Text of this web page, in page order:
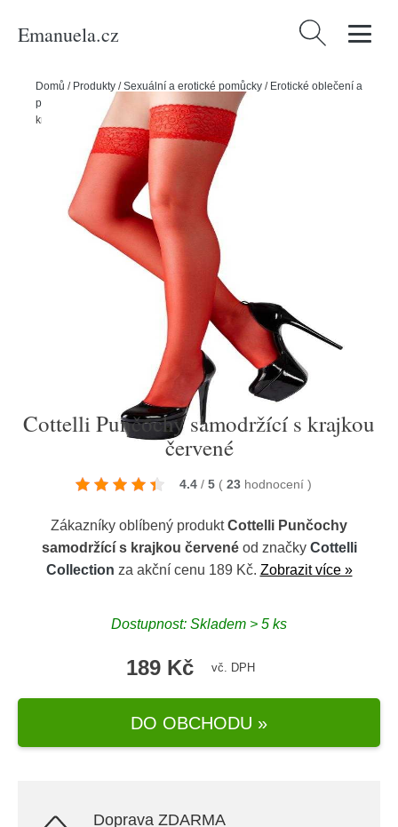
Emanuela.cz Vyhledávání
Domů / Produkty /Sexuální a erotické pomůcky / Erotické oblečení a
prádlo
Dámské erotické prádlo/Cottelli Punčochy samodržící s
krajkou červené
Cottelli Punčochy samodržící s krajkou
červené
4.4 / 5 ( 23 hodnocení )
Zákazníky oblíbený produktCottelli Punčochy
samodržící s krajkou červenéod značky Cottelli
Collection za akční cenu 189 Kč. Zobrazit více »
Dostupnost: Skladem > 5 ks
189 Kč vč. DPH
DO OBCHODU »
Doprava ZDARMA